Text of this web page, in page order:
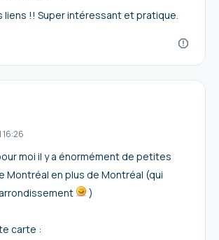
liens !! Super intéressant et pratique.
|16:26
moi il y a énormément de petites
Montréal en plus de Montréal (qui
)
carte :